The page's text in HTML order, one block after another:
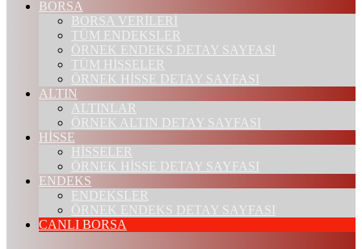
BORSA
BORSA VERİLERİ
TÜM ENDEKSLER
ÖRNEK ENDEKS DETAY SAYFASI
TÜM HİSSELER
ÖRNEK HİSSE DETAY SAYFASI
ALTIN
ALTINLAR
ÖRNEK ALTIN DETAY SAYFASI
HİSSE
HİSSELER
ÖRNEK HİSSE DETAY SAYFASI
ENDEKS
ENDEKSLER
ÖRNEK ENDEKS DETAY SAYFASI
CANLI BORSA